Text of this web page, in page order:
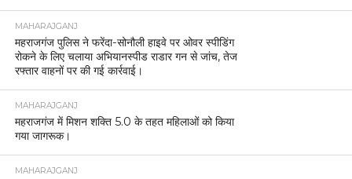
MAHARAJGANJ
महराजगंज पुलिस ने फरेंदा-सोनौली हाइवे पर ओवर स्पीडिंग
रोकने के लिए चलाया अभियानस्पीड राडार गन से जांच, तेज
रफ्तार वाहनों पर की गई कार्रवाई।
MAHARAJGANJ
महराजगंज में मिशन शक्ति 5.0 के तहत महिलाओं को किया
गया जागरूक।
MAHARAJGANJ